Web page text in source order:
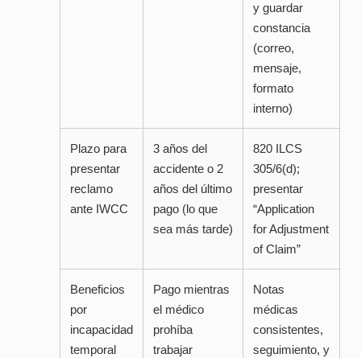
y guardar
constancia
(correo,
mensaje,
formato
interno)
Plazo para
presentar
reclamo
ante IWCC
3 años del
accidente o 2
años del último
pago (lo que
sea más tarde)
820 ILCS
305/6(d);
presentar
“Application
for Adjustment
of Claim”
Beneficios
por
incapacidad
temporal
Pago mientras
el médico
prohíba
trabajar
Notas
médicas
consistentes,
seguimiento, y